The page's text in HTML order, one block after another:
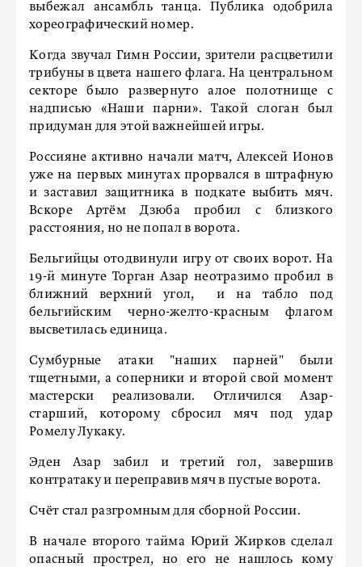
выбежал ансамбль танца. Публика одобрила
хореографический номер.
Когда звучал Гимн России, зрители расцветили
трибуны в цвета нашего флага. На центральном
секторе было развернуто алое полотнище с
надписью «Наши парни». Такой слоган был
придуман для этой важнейшей игры.
Россияне активно начали матч, Алексей Ионов
уже на первых минутах прорвался в штрафную
и заставил защитника в подкате выбить мяч.
Вскоре Артём Дзюба пробил с близкого
расстояния, но не попал в ворота.
Бельгийцы отодвинули игру от своих ворот. На
19-й минуте Торган Азар неотразимо пробил в
ближний верхний угол, и на табло под
бельгийским черно-желто-красным флагом
высветилась единица.
Сумбурные атаки "наших парней" были
тщетными, а соперники и второй свой момент
мастерски реализовали. Отличился Азар-
старший, которому сбросил мяч под удар
Ромелу Лукаку.
Эден Азар забил и третий гол, завершив
контратаку и переправив мяч в пустые ворота.
Счёт стал разгромным для сборной России.
В начале второго тайма Юрий Жирков сделал
опасный прострел, но его не нашлось кому